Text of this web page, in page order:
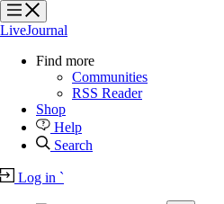
?
?
LiveJournal
Find more
Communities
RSS Reader
Shop
Help
Search
Log in `